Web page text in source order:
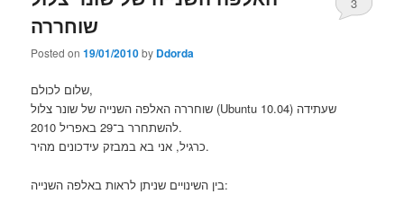
שוחררה
Posted on19/01/2010by Ddorda
3
שלום לכולם,
שוחררה האלפה השנייה של שונר צלול (Ubuntu 10.04) שעתידה
להשתחרר ב־29 באפריל 2010.
כרגיל, אני בא במבזק עידכונים מהיר.
בין השינויים שניתן לראות באלפה השנייה: